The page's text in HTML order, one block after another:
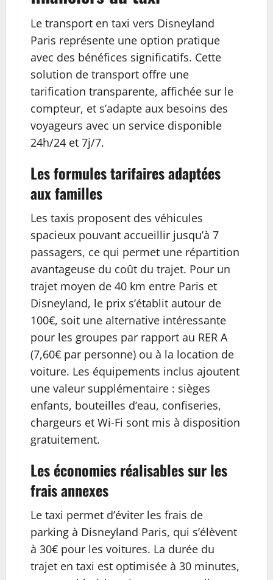
Le transport en taxi vers Disneyland
Paris représente une option pratique
avec des bénéfices significatifs. Cette
solution de transport offre une
tarification transparente, affichée sur le
compteur, et s’adapte aux besoins des
voyageurs avec un service disponible
24h/24 et 7j/7.
Les formules tarifaires adaptées
aux familles
Les taxis proposent des véhicules
spacieux pouvant accueillir jusqu’à 7
passagers, ce qui permet une répartition
avantageuse du coût du trajet. Pour un
trajet moyen de 40 km entre Paris et
Disneyland, le prix s’établit autour de
100€, soit une alternative intéressante
pour les groupes par rapport au RER A
(7,60€ par personne) ou à la location de
voiture. Les équipements inclus ajoutent
une valeur supplémentaire : sièges
enfants, bouteilles d’eau, confiseries,
chargeurs et Wi-Fi sont mis à disposition
gratuitement.
Les économies réalisables sur les
frais annexes
Le taxi permet d’éviter les frais de
parking à Disneyland Paris, qui s’élèvent
à 30€ pour les voitures. La durée du
trajet en taxi est optimisée à 30 minutes,